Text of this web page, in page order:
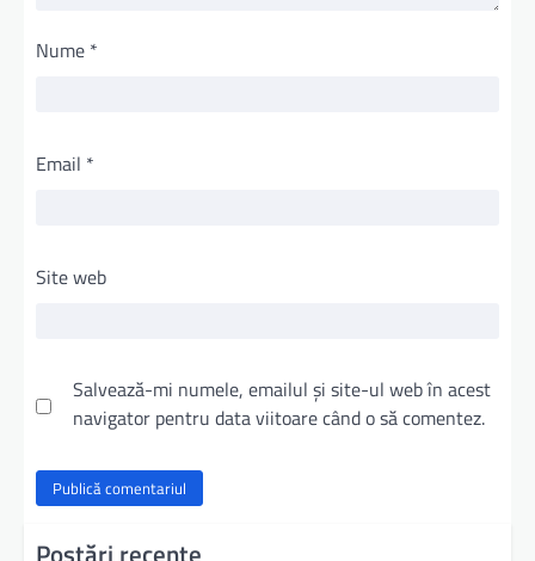
Nume *
Email *
Site web
Salvează-mi numele, emailul și site-ul web în acest
navigator pentru data viitoare când o să comentez.